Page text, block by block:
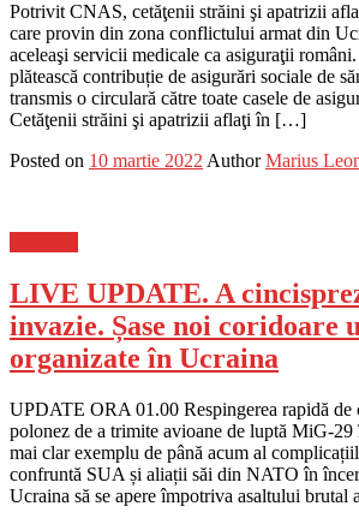
Potrivit CNAS, cetăţenii străini şi apatrizii
care provin din zona conflictului armat din
aceleaşi servicii medicale ca asiguraţii
plătească contribuție de asigurări sociale de
transmis o circulară către toate casele de
Cetăţenii străini şi apatrizii aflaţi în […]
Posted on 10 martie 2022Author Marius
LIVE UPDATE. A
invazie. Șase noi coridoare
organizate în Ucraina
UPDATE ORA 01.00 Respingerea rapidă de
polonez de a trimite avioane de luptă MiG-29
mai clar exemplu de până acum al
confruntă SUA și aliații săi din NATO în
Ucraina să se apere împotriva asaltului